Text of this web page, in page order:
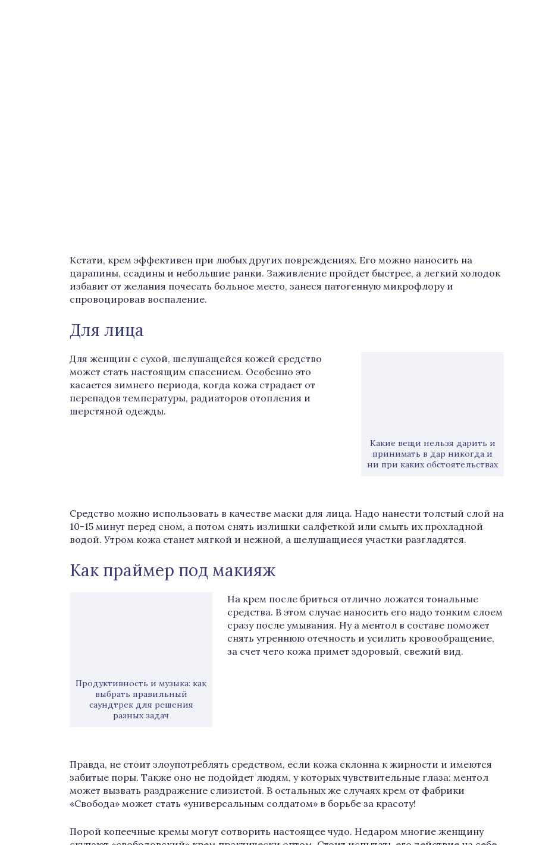
Кстати, крем эффективен при любых других повреждениях. Его можно наносить на
царапины, ссадины и небольшие ранки. Заживление пройдет быстрее, а легкий холодок
избавит от желания почесать больное место, занеся патогенную микрофлору и
спровоцировав воспаление.
Для лица
Какие вещи нельзя дарить и
принимать в дар никогда и
ни при каких обстоятельствах
Для женщин с сухой, шелушащейся кожей средство
может стать настоящим спасением. Особенно это
касается зимнего периода, когда кожа страдает от
перепадов температуры, радиаторов отопления и
шерстяной одежды.
Средство можно использовать в качестве маски для лица. Надо нанести толстый слой на
10-15 минут перед сном, а потом снять излишки салфеткой или смыть их прохладной
водой. Утром кожа станет мягкой и нежной, а шелушащиеся участки разгладятся.
Как праймер под макияж
Продуктивность и музыка: как
выбрать правильный
саундтрек для решения
разных задач
На крем после бриться отлично ложатся тональные
средства. В этом случае наносить его надо тонким слоем
сразу после умывания. Ну а ментол в составе поможет
снять утреннюю отечность и усилить кровообращение,
за счет чего кожа примет здоровый, свежий вид.
Правда, не стоит злоупотреблять средством, если кожа склонна к жирности и имеются
забитые поры. Также оно не подойдет людям, у которых чувствительные глаза: ментол
может вызвать раздражение слизистой. В остальных же случаях крем от фабрики
«Свобода» может стать «универсальным солдатом» в борьбе за красоту!
Порой копеечные кремы могут сотворить настоящее чудо. Недаром многие женщину